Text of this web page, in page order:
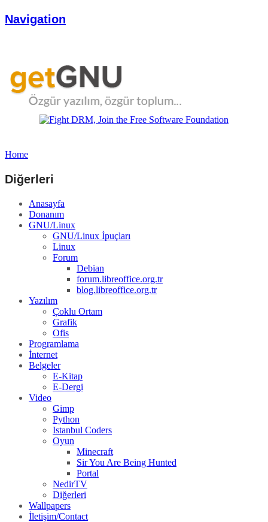
Navigation
Home
Diğerleri
Anasayfa
Donanım
GNU/Linux
GNU/Linux İpuçları
Linux
Forum
Debian
forum.libreoffice.org.tr
blog.libreoffice.org.tr
Yazılım
Çoklu Ortam
Grafik
Ofis
Programlama
İnternet
Belgeler
E-Kitap
E-Dergi
Video
Gimp
Python
Istanbul Coders
Oyun
Minecraft
Sir You Are Being Hunted
Portal
NedirTV
Diğerleri
Wallpapers
İletişim/Contact